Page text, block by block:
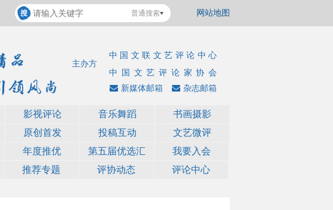
网站地图
普通搜索
中国文联文艺评论中心
中国文艺评论家协会
主办方
杂志邮箱
新媒体邮箱
影视评论 音乐舞蹈
书画摄影
原创首发 投稿互动
文艺微评
年度推优 第五届优选汇 我要入会
推荐专题 评协动态 评论中心